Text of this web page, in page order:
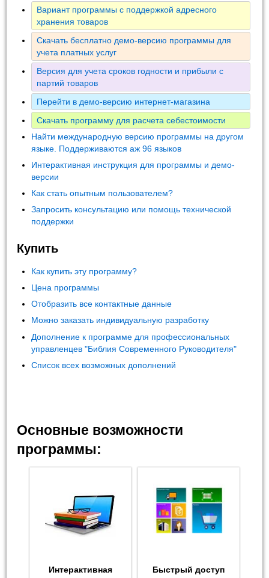
Вариант программы с поддержкой адресного
хранения товаров
Скачать бесплатно демо-версию программы для
учета платных услуг
Версия для учета сроков годности и прибыли с
партий товаров
Перейти в демо-версию интернет-магазина
Скачать программу для расчета себестоимости
Найти международную версию программы на другом
языке. Поддерживаются аж 96 языков
Интерактивная инструкция для программы и демо-
версии
Как стать опытным пользователем?
Запросить консультацию или помощь технической
поддержки
Купить
Как купить эту программу?
Цена программы
Отобразить все контактные данные
Можно заказать индивидуальную разработку
Дополнение к программе для профессиональных
управленцев "Библия Современного Руководителя"
Список всех возможных дополнений
Основные возможности
программы:
Интерактивная
Быстрый доступ